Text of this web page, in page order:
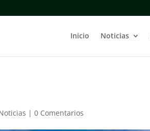
Inicio Noticias
|0 Comentarios